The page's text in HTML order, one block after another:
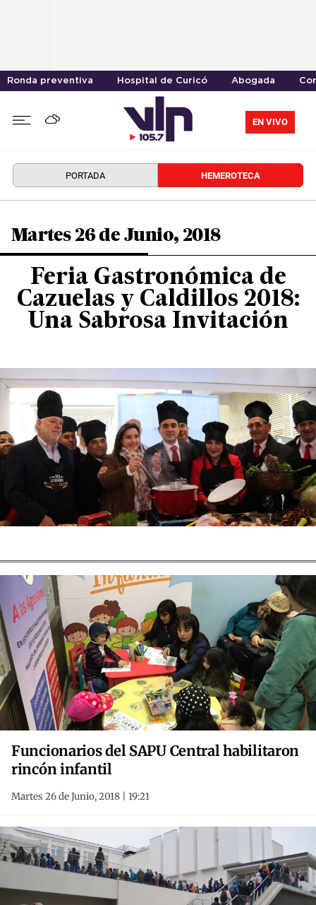
Ronda preventiva Hospital de Curicó Abogada
EN VIVO
PORTADA HEMEROTECA
Martes 26 de Junio, 2018
Feria Gastronómica de
Cazuelas y Caldillos 2018:
Una Sabrosa Invitación
Funcionarios del SAPU Central habilitaron
rincón infantil
Martes 26 de Junio, 2018 | 19:21